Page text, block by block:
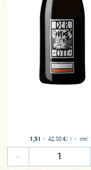
1,5 l ・ 42,00 €/ l ・ inkl.
-